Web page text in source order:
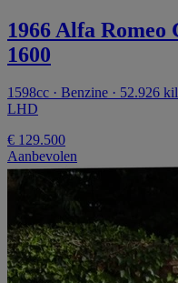
1966 Alfa
1600
1598cc · Benzine · 52.926
LHD
€ 129.500
Aanbevolen